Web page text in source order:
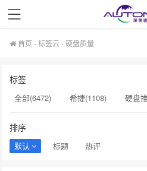
首页 -标签云- 硬盘质量
标签
全部(6472) 希捷(1108)
硬盘
NAS硬盘(593)
希捷硬盘(553)
排序
默认 标题 热评